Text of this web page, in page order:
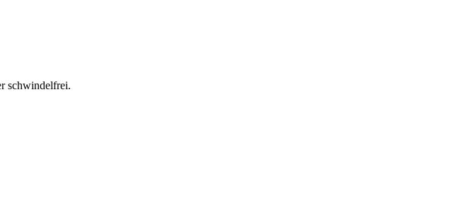
schwindelfrei.